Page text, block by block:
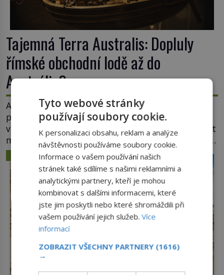
Tajemná Terra Australis: Dopluly
římské obchodní lodě až do
Austrálie?
Australský kontinent začali Evropané objevovat a
prozkoumávat až v polovině 17. století. Existuje
však možnost, že by se o tento vzdálený kontinent
mohly zajímat již evropské starověké civilizace, a
to o 15 století dříve? Již od starověku kartografové
zakreslovali do map záhadný kontinent Terra
Australis – Jižní zemi. Proč? Do jisté míry to byl
smysl pro […]
ZÁHADY A TAJEMSTVÍ
Tyto webové stránky
používají soubory cookie.
K personalizaci obsahu, reklam a analýze
návštěvnosti používáme soubory cookie.
Informace o vašem používání našich
stránek také sdílíme s našimi reklamními a
analytickými partnery, kteří je mohou
kombinovat s dalšími informacemi, které
jste jim poskytli nebo které shromáždili při
vašem používání jejich služeb.Více
informací
ZOBRAZIT VŠECHNY PARTNERY (1616)
→